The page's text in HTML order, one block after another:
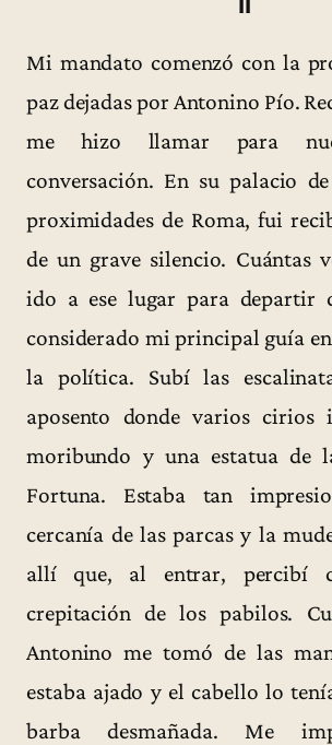
II
Mi mandato comenzó con la
paz dejadas por Antonino Pío.
me hizo llamar para
conversación. En su palacio
proximidades de Roma, fui
de un grave silencio. Cuántas
ido a ese lugar para departir
considerado mi principal guía
la política. Subí las
aposento donde varios cirios
moribundo y una estatua de
Fortuna. Estaba tan
cercanía de las parcas y la
allí que, al entrar, percibí
crepitación de los pabilos.
Antonino me tomó de las
estaba ajado y el cabello lo
barba desmañada. Me